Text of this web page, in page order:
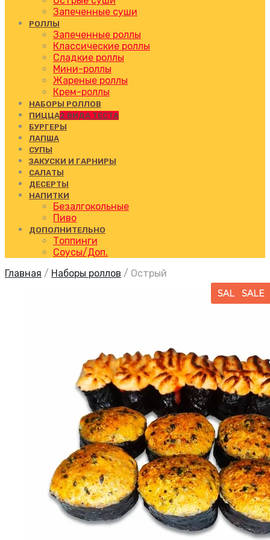
Запеченные суши
РОЛЛЫ
Запеченные роллы
Классические роллы
Сладкие роллы
Мини-роллы
Жареные роллы
Крем-роллы
НАБОРЫ РОЛЛОВ
ПИЦЦА2 ВИДА ТЕСТА
БУРГЕРЫ
ЛАПША
СУПЫ
ЗАКУСКИ И ГАРНИРЫ
САЛАТЫ
ДЕСЕРТЫ
НАПИТКИ
Безалгокольные
Пиво
ДОПОЛНИТЕЛЬНО
Топпинги
Соусы/Доп.
Главная / Наборы роллов / Острый
SALE SALE